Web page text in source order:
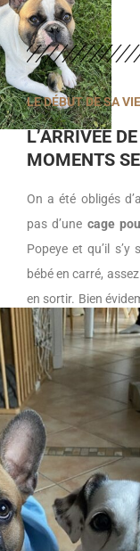
LE DÉBUT DE SA
L’ARRIVÉE
MOMENTS
On a été obligés
pas d’une cage
Popeye et qu’il
bébé en carré,
en sortir. Bien
dessus (c’était
quelques minutes,
refaire le bordel
.
Pour pallier à ça,
pour l’empêcher
passer avec de
réussites
. Je